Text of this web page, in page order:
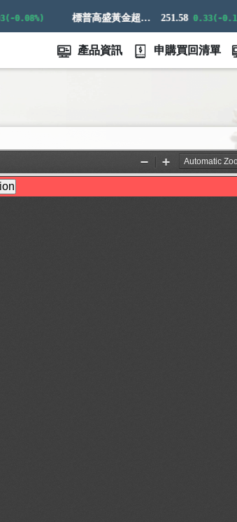
標普高盛黃金超額回報指數 251.58 0.33(-0.13%)
產品資訊 申購買回清單